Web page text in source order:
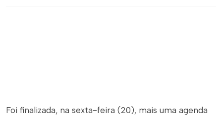
Foi finalizada, na sexta-feira (20), mais uma agenda